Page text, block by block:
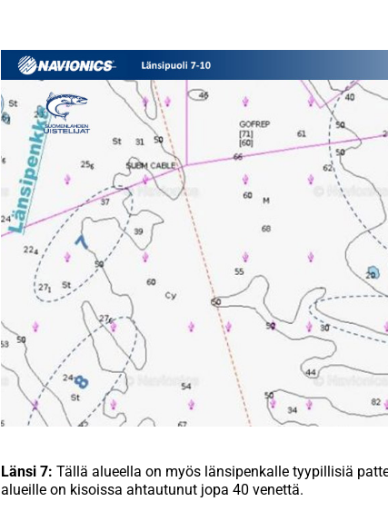
Länsi 7: Tällä alueella on myös länsipenkalle tyypillisiä
alueille on kisoissa ahtautunut jopa 40 venettä.